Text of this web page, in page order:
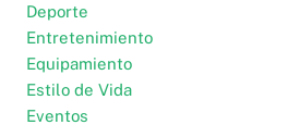
Deporte
Entretenimiento
Equipamiento
Estilo de Vida
Eventos